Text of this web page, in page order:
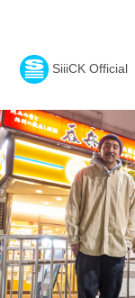
SiiiCK Official